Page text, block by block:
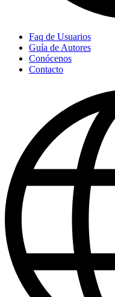
Faq de Usuarios
Guía de Autores
Conócenos
Contacto